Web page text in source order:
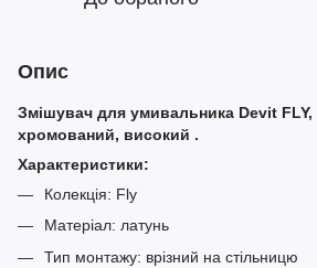
Опис
Змішувач для умивальника Devit
хромований, високий .
Характеристики:
Колекція: Fly
Матеріал: латунь
Тип монтажу: врізний на стільницю